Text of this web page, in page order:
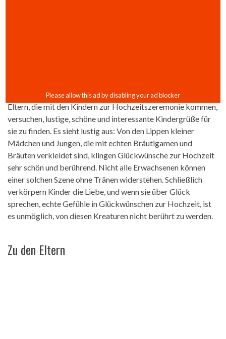
Eltern, die mit den Kindern zur Hochzeitszeremonie kommen,
versuchen, lustige, schöne und interessante Kindergrüße für
sie zu finden. Es sieht lustig aus: Von den Lippen kleiner
Mädchen und Jungen, die mit echten Bräutigamen und
Bräuten verkleidet sind, klingen Glückwünsche zur Hochzeit
sehr schön und berührend. Nicht alle Erwachsenen können
einer solchen Szene ohne Tränen widerstehen. Schließlich
verkörpern Kinder die Liebe, und wenn sie über Glück
sprechen, echte Gefühle in Glückwünschen zur Hochzeit, ist
es unmöglich, von diesen Kreaturen nicht berührt zu werden.
Zu den Eltern